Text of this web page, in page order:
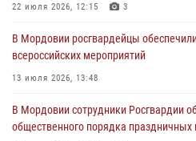
повредившего имущество в кафе
06 августа 2026, 07:03
незамедлительно
05 августа 2026, 15:04
22 июля 2026, 12:15 3
В Мордовии росгвардейцы
всероссийских мероприятий
13 июля 2026, 13:48
В Мордовии сотрудники Росгвардии
общественного порядка